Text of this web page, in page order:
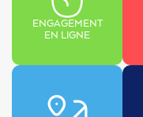
ENGAGEMENT
EN LIGNE